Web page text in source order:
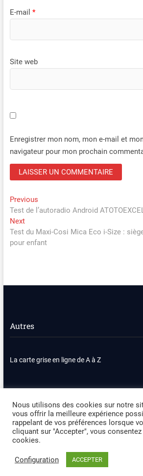
E-mail *
Site web
Enregistrer mon nom, mon e-mail et
navigateur pour mon prochain
Navigation
de
l’article
PreviousPrevious
post:
Test de l’autoradio Android
NextNext
post:
Test du Maxi-Cosi Mica Eco i-Size :
pour enfant
Autres
La carte grise en ligne de A à Z
Nous contacter
Plan
Politique de confidentialité
Occasion Automobile
Copyright All right reserved
Nous utilisons des cookies sur notre
vous offrir la meilleure expérience
rappelant de vos préférences lorsque
cliquant sur "Accepter", vous
cookies.
Configuration ACCEPTER